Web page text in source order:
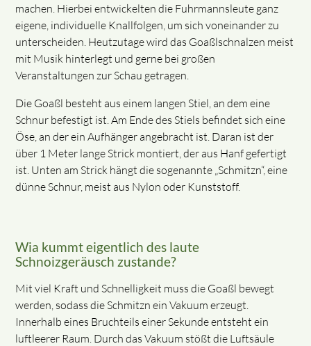
machen. Hierbei entwickelten die Fuhrmannsleute ganz
eigene, individuelle Knallfolgen, um sich voneinander zu
unterscheiden. Heutzutage wird das Goaßlschnalzen meist
mit Musik hinterlegt und gerne bei großen
Veranstaltungen zur Schau getragen.
Die Goaßl besteht aus einem langen Stiel, an dem eine
Schnur befestigt ist. Am Ende des Stiels befindet sich eine
Öse, an der ein Aufhänger angebracht ist. Daran ist der
über 1 Meter lange Strick montiert, der aus Hanf gefertigt
ist. Unten am Strick hängt die sogenannte „Schmitzn“, eine
dünne Schnur, meist aus Nylon oder Kunststoff.
Wia kummt eigentlich des laute
Schnoizgeräusch zustande?
Mit viel Kraft und Schnelligkeit muss die Goaßl bewegt
werden, sodass die Schmitzn ein Vakuum erzeugt.
Innerhalb eines Bruchteils einer Sekunde entsteht ein
luftleerer Raum. Durch das Vakuum stößt die Luftsäule